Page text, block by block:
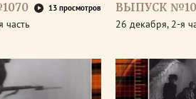
13 просмотров
часть
ВЫПУСК
26 декабря, 2-я